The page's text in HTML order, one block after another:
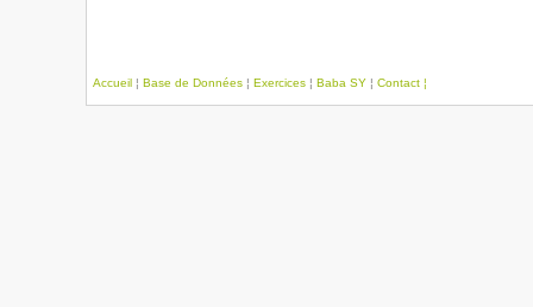
Accueil¦ Base de Données¦ Exercices¦ Baba SY¦ Contact ¦